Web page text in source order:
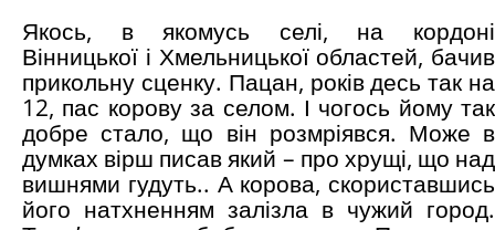
Якось, в якомусь селі, на кордоні
Вінницької і Хмельницької областей, бачив
прикольну сценку. Пацан, років десь так на
12, пас корову за селом. І чогось йому так
добре стало, що він розмріявся. Може в
думках вірш писав який – про хрущі, що над
вишнями гудуть.. А корова, скориставшись
його натхненням залізла в чужий город.